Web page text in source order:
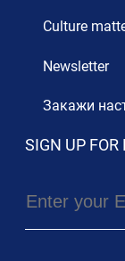
Culture
Newsletter
Закажи
SIGN UP FOR